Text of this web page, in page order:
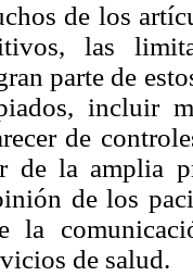
de los
las
parte de
incluir
de
de la amplia
de los
la
de salud.